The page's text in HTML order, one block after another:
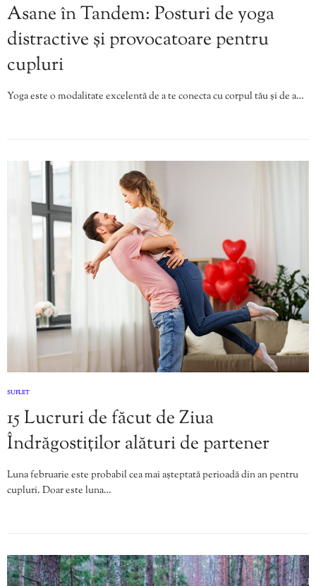
Asane în Tandem: Posturi de yoga
distractive și provocatoare pentru
cupluri
Yoga este o modalitate excelentă de a te conecta cu corpul tău și de a…
SUFLET
15 Lucruri de făcut de Ziua
Îndrăgostiților alături de partener
Luna februarie este probabil cea mai așteptată perioadă din an pentru
cupluri. Doar este luna…